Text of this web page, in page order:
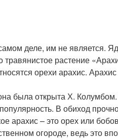
деле, им не является.
травянистое растение
орехи арахис. Арахис
была открыта Х.
В обиход
арахис – это орех или
огороде, ведь это